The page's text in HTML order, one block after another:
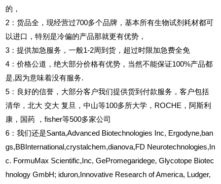
的，
2 ：货品全，现经营过700多个品牌，基本所有生物试剂耗材都可
以进口，特别是冷偏的产品那就更有优势，
3 ：提供加急服务，一般1-2周到货，超过时限加急费全免
4 ：价格公道，绝大部分价格有优势，当然不能保证100%产品都
是,因为意味着没有服务.
5 ：良好的信誉，大部分客户我们提供货到付款服务，客户包括
清华，北大 交大 复旦，中山等100多所大学，ROCHE，阿斯利
康，国药
，fisher等500多家公司
6 ：我们还是Santa,Advanced Biotechnologies Inc, Ergodyne,ban
gs,BBInternational,crystalchem,dianova,FD Neurotechnologies,In
c. FormuMax Scientific,Inc, GePromegaridege, Glycotope Biotec
hnology GmbH; iduron,Innovative Research of America, Ludger,